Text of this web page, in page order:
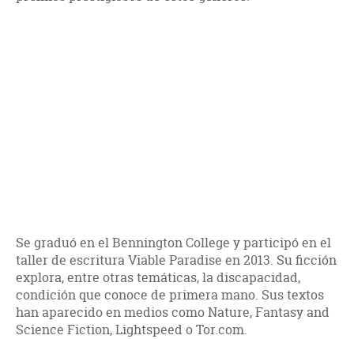
Se graduó en el Bennington College y participó en el
taller de escritura Viable Paradise en 2013. Su ficción
explora, entre otras temáticas, la discapacidad,
condición que conoce de primera mano. Sus textos
han aparecido en medios como Nature, Fantasy and
Science Fiction, Lightspeed o Tor.com.